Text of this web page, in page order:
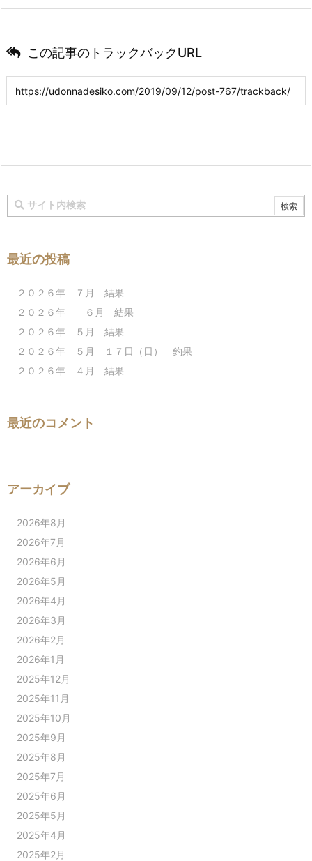
この記事のトラックバックURL
最近の投稿
２０２６年 ７月 結果
２０２６年 ６月 結果
２０２６年 ５月 結果
２０２６年 ５月 １７日（日） 釣果
２０２６年 ４月 結果
最近のコメント
アーカイブ
2026年8月
2026年7月
2026年6月
2026年5月
2026年4月
2026年3月
2026年2月
2026年1月
2025年12月
2025年11月
2025年10月
2025年9月
2025年8月
2025年7月
2025年6月
2025年5月
2025年4月
2025年2月